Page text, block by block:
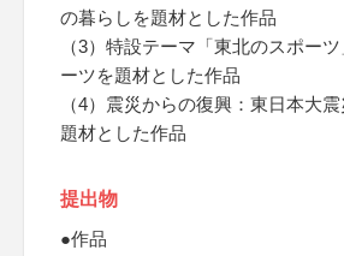
の暮らしを題材とした作品
（3）特設テーマ「東北のスポー
ーツを題材とした作品
（4）震災からの復興：東日本大
題材とした作品
提出物
●作品